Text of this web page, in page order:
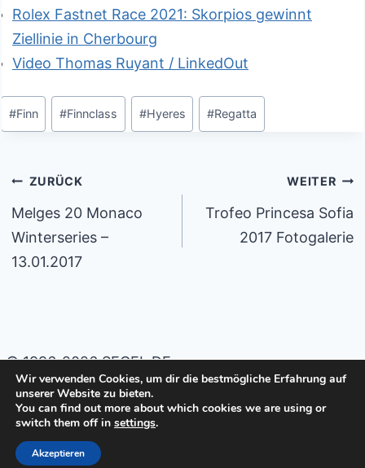
Rolex Fastnet Race 2021: Skorpios gewinnt
Ziellinie in Cherbourg
Video Thomas Ruyant / LinkedOut
Schlagworte:
#Finn #Finnclass #Hyeres #Regatta
Beitragsnavigation
ZURÜCK
Melges 20 Monaco
Winterseries –
13.01.2017
WEITER
Trofeo Princesa Sofia
2017 Fotogalerie
© 1996-2026 SEGEL.DE
Impressum
Datenschutzerklärung
Wir verwenden Cookies, um dir die bestmögliche Erfahrung auf
unserer Website zu bieten.
You can find out more about which cookies we are using or
switch them off in settings.
Akzeptieren